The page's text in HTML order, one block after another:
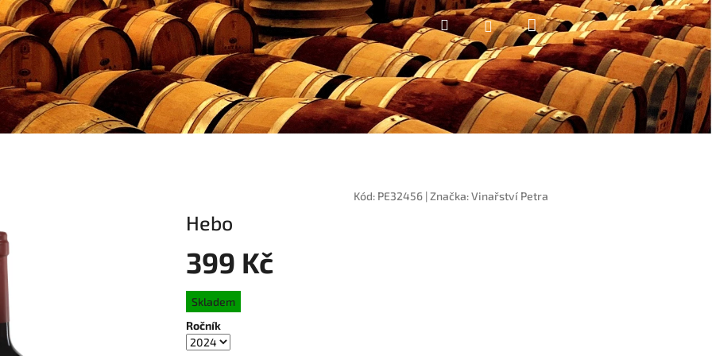
HledatPřihlášeníNákupní
košík
Kód: PE32456 |Značka:Vinařství Petra
Hebo
399 Kč
Měrná
cena:
Skladem
Ročník